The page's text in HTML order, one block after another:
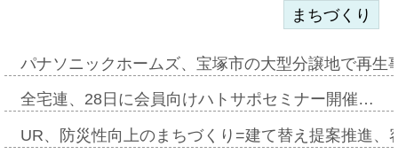
まちづくり
パナソニックホームズ、宝塚市の大型分譲地で再
全宅連、28日に会員向けハトサポセミナー開催…
UR、防災性向上のまちづくり=建て替え提案推進